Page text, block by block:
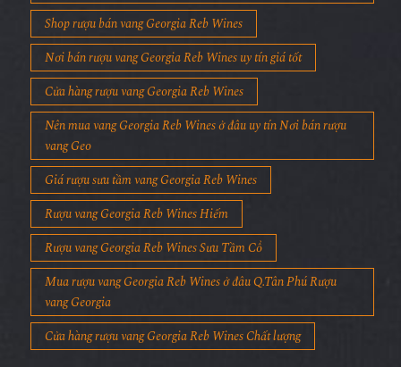
Shop rượu bán vang Georgia Reb Wines
Nơi bán rượu vang Georgia Reb Wines uy tín giá tốt
Cửa hàng rượu vang Georgia Reb Wines
Nên mua vang Georgia Reb Wines ở đâu uy tín Nơi bán rượu
vang Geo
Giá rượu sưu tầm vang Georgia Reb Wines
Rượu vang Georgia Reb Wines Hiếm
Rượu vang Georgia Reb Wines Sưu Tầm Cổ
Mua rượu vang Georgia Reb Wines ở đâu Q.Tân Phú Rượu
vang Georgia
Cửa hàng rượu vang Georgia Reb Wines Chất lượng